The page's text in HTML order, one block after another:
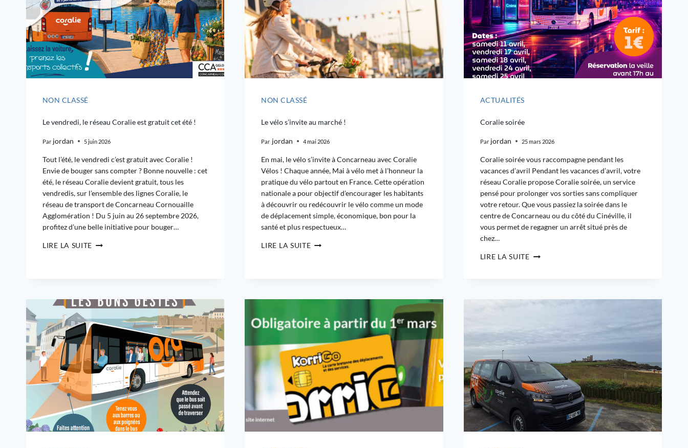
NON CLASSÉ
Le vendredi, le réseau Coralie est gratuit cet été !
Par jordan 5 juin 2026
Tout l’été, le vendredi c’est gratuit avec Coralie !
Envie de bouger sans compter ? Bonne nouvelle : cet
été, le réseau Coralie devient gratuit, tous les
vendredis, sur l’ensemble des lignes Coralie, le
réseau de transport de Concarneau Cornouaille
Agglomération ! Du 5 juin au 26 septembre 2026,
profitez d’une belle initiative pour bouger…
LIRE LA SUITE
NON CLASSÉ
Le vélo s’invite au marché !
Par jordan 4 mai 2026
En mai, le vélo s’invite à Concarneau avec Coralie
Vélos ! Chaque année, Mai à vélo met à l’honneur la
pratique du vélo partout en France. Cette opération
nationale a pour objectif d’encourager les habitants
à découvrir ou redécouvrir le vélo comme un mode
de déplacement simple, économique, bon pour la
santé et plus respectueux…
LIRE LA SUITE
ACTUALITÉS
Coralie soirée
Par jordan 25 mars 2026
Coralie soirée vous raccompagne pendant les
vacances d’avril Pendant les vacances d’avril, votre
réseau Coralie propose Coralie soirée, un service
pensé pour prolonger vos sorties sans compliquer
votre retour. Que vous passiez la soirée dans le
centre de Concarneau ou du côté du Cinéville, il
vous permet de regagner un arrêt situé près de
chez…
LIRE LA SUITE